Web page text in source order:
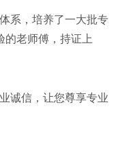
系，培养了一大批专
的老师傅，持证上
诚信，让您尊享专业